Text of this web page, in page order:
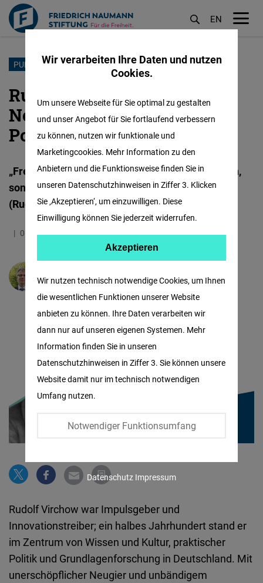
Direkt
Inhalt
EN
PUBLIC HISTORY
Rudolf Virchow – liberaler
Netzwerker, Forscher und
Politiker
„Freiheit ist nicht die Willkür, beliebig zu handeln,
sondern die Fähigkeit, vernünftig zu handeln."
(Rudolf Virchow)
05.09.2022 5.3 Minuten Deutschland
Dr.Wolther von Kieseritzky
Rudolf Virchow war Impulsgeber und
Innovationstreiber; ein halbes Jahrhundert stand er
im Zentrum von Wissen und Kultur, praktischer
Politik und Grundlagenforschung in Deutschland. Mit
unerschöpflicher Neugier und unbändigem
Wir verarbeiten Ihre Daten und nutzen
Cookies.
Wir nutzen technisch notwendige Cookies, um Ihnen
die wesentlichen Funktionen unserer Website
anbieten zu können. Ihre Daten verarbeiten wir
dann nur auf unseren eigenen Systemen. Mehr
Information finden Sie in unseren
Datenschutzhinweisen in Ziffer 3. Sie können unsere
Website damit nur im technisch notwendigen
Umfang nutzen.
Notwendiger Funktionsumfang
Um unsere Webseite für Sie optimal zu gestalten
und unser Angebot für Sie fortlaufend verbessern
zu können, nutzen wir funktionale und
Marketingcookies. Mehr Information zu den
Anbietern und die Funktionsweise finden Sie in
unseren Datenschutzhinweisen in Ziffer 3. Klicken
Sie ‚Akzeptieren‘, um einzuwilligen. Diese
Einwilligung können Sie jederzeit widerrufen.
Facebook
Embed
Twitter
Embed
Instagram
Embed
Maps
Embed
Cloudinary
Akzeptieren
Datenschutz Impressum